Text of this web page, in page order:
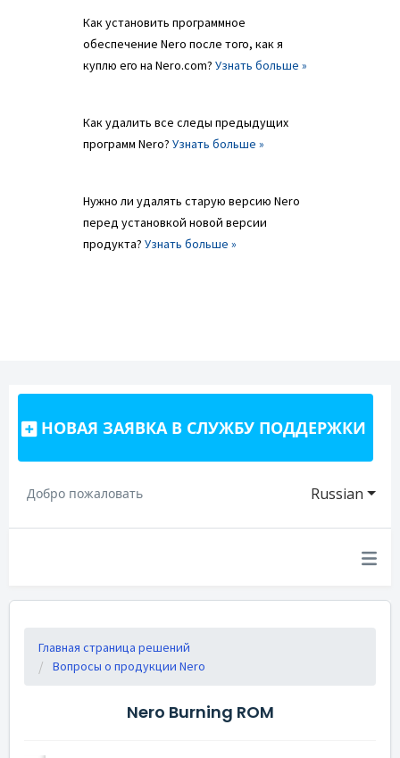
Как установить программное
обеспечение Nero после того, как я
куплю его на Nero.com? Узнать больше »
Как удалить все следы предыдущих
программ Nero? Узнать больше »
Нужно ли удалять старую версию Nero
перед установкой новой версии
продукта? Узнать больше »
НОВАЯ ЗАЯВКА В СЛУЖБУ ПОДДЕРЖКИ
Russian
Добро пожаловать
Главная страница решений
Вопросы о продукции Nero
Nero Burning ROM